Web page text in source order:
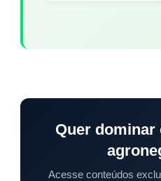
Quer dominar
Acesse conteúdos